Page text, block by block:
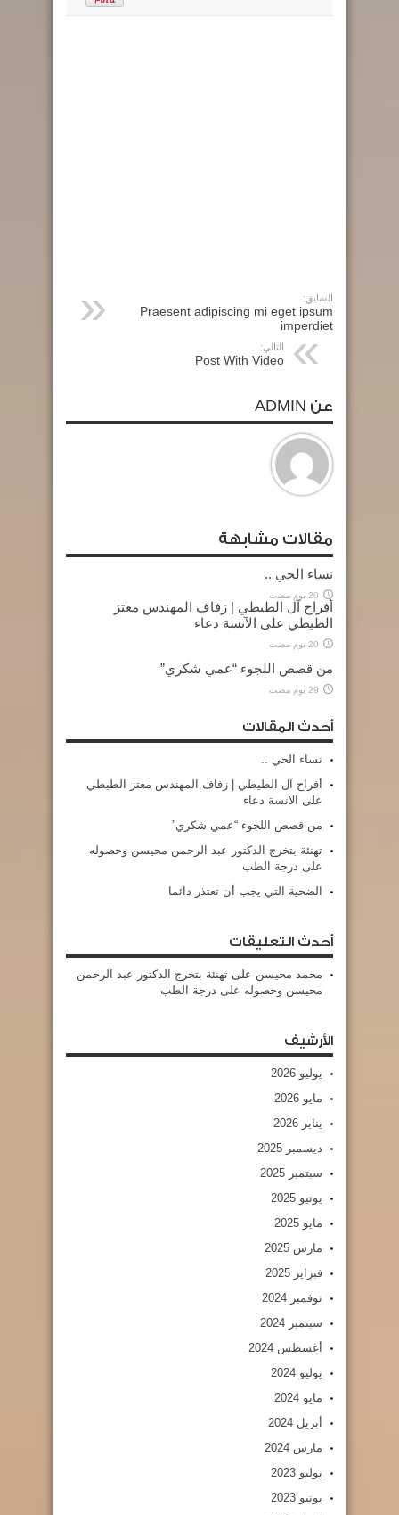
السابق:
Praesent adipiscing mi eget ipsum
imperdiet
التالي:
Post With Video
عن ADMIN
مقالات مشابهة
نساء الحي ..
20 يوم مضت
أفراح آل الطيطي | زفاف المهندس معتز
الطيطي على الآنسة دعاء
20 يوم مضت
من قصص اللجوء “عمي شكري”
29 يوم مضت
أحدث المقالات
نساء الحي ..
أفراح آل الطيطي | زفاف المهندس معتز الطيطي
على الآنسة دعاء
من قصص اللجوء “عمي شكري”
تهنئة بتخرج الدكتور عبد الرحمن محيسن وحصوله
على درجة الطب
الضحية التي يجب أن تعتذر دائما
أحدث التعليقات
محمد محيسن على تهنئة بتخرج الدكتور عبد الرحمن
محيسن وحصوله على درجة الطب
الأرشيف
يوليو 2026
مايو 2026
يناير 2026
ديسمبر 2025
سبتمبر 2025
يونيو 2025
مايو 2025
مارس 2025
فبراير 2025
نوفمبر 2024
سبتمبر 2024
أغسطس 2024
يوليو 2024
مايو 2024
أبريل 2024
مارس 2024
يوليو 2023
يونيو 2023